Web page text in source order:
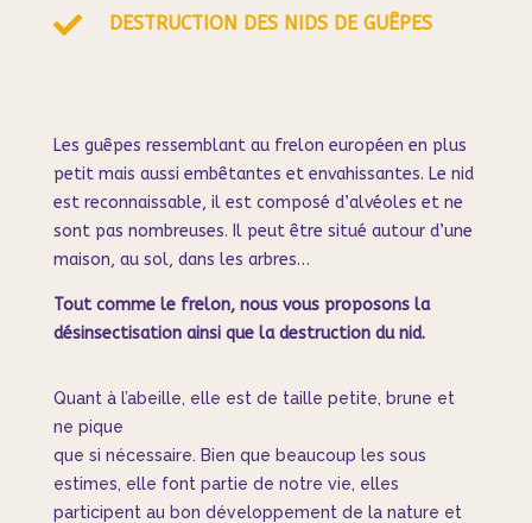
 DESTRUCTION DES NIDS DE GUÊPES
Les guêpes ressemblant au frelon européen en plus
petit mais aussi embêtantes et envahissantes. Le nid
est reconnaissable, il est composé d’alvéoles et ne
sont pas nombreuses. Il peut être situé autour d’une
maison, au sol, dans les arbres…
Tout comme le frelon, nous vous proposons la
désinsectisation ainsi que la destruction du nid.
Quant à l’abeille, elle est de taille petite, brune et
ne pique
que si nécessaire. Bien que beaucoup les sous
estimes, elle font partie de notre vie, elles
participent au bon développement de la nature et